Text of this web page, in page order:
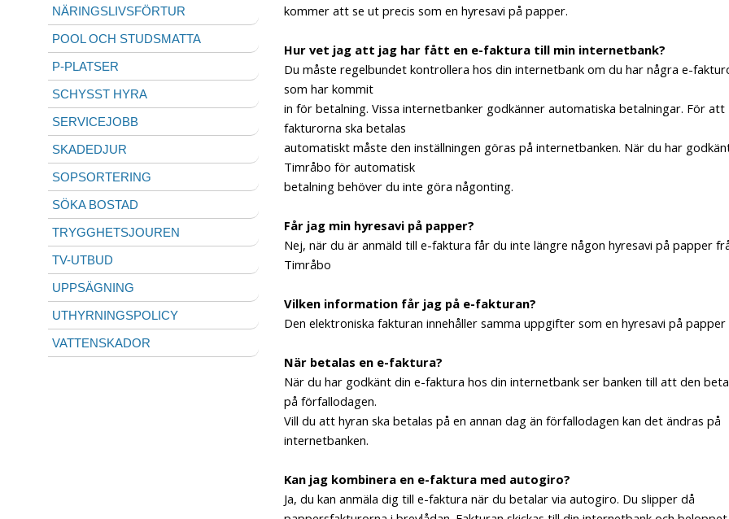
NÄRINGSLIVSFÖRTUR
POOL OCH STUDSMATTA
P-PLATSER
SCHYSST HYRA
SERVICEJOBB
SKADEDJUR
SOPSORTERING
SÖKA BOSTAD
TRYGGHETSJOUREN
TV-UTBUD
UPPSÄGNING
UTHYRNINGSPOLICY
VATTENSKADOR
kommer att se ut precis som en hyresavi på papper.
Hur vet jag att jag har fått en e-faktura till min internetbank?
Du måste regelbundet kontrollera hos din internetbank om du har några e-
som har kommit
in för betalning. Vissa internetbanker godkänner automatiska betalningar. För att
fakturorna ska betalas
automatiskt måste den inställningen göras på internetbanken. När du har
Timråbo för automatisk
betalning behöver du inte göra någonting.
Får jag min hyresavi på papper?
Nej, när du är anmäld till e-faktura får du inte längre någon hyresavi på papper
Timråbo
Vilken information får jag på e-fakturan?
Den elektroniska fakturan innehåller samma uppgifter som en hyresavi på papper
När betalas en e-faktura?
När du har godkänt din e-faktura hos din internetbank ser banken till att den
på förfallodagen.
Vill du att hyran ska betalas på en annan dag än förfallodagen kan det ändras på
internetbanken.
Kan jag kombinera en e-faktura med autogiro?
Ja, du kan anmäla dig till e-faktura när du betalar via autogiro. Du slipper då